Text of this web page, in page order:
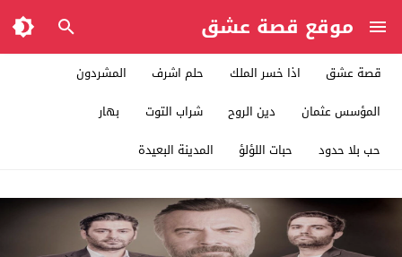
موقع قصة عشق
قصة عشق اذا خسر الملك حلم اشرف
المشردون
المؤسس عثمان
دين الروح شراب التوت
بهار
حب بلا حدود
حبات اللؤلؤ المدينة البعيدة